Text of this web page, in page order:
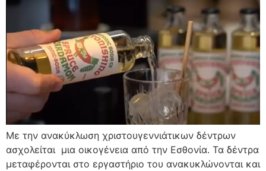
Με την ανακύκλωση χριστουγεννιάτικων δέντρων
ασχολείται μια οικογένεια από την Εσθονία. Τα δέντρα
μεταφέρονται στο εργαστήριο του ανακυκλώνονται και